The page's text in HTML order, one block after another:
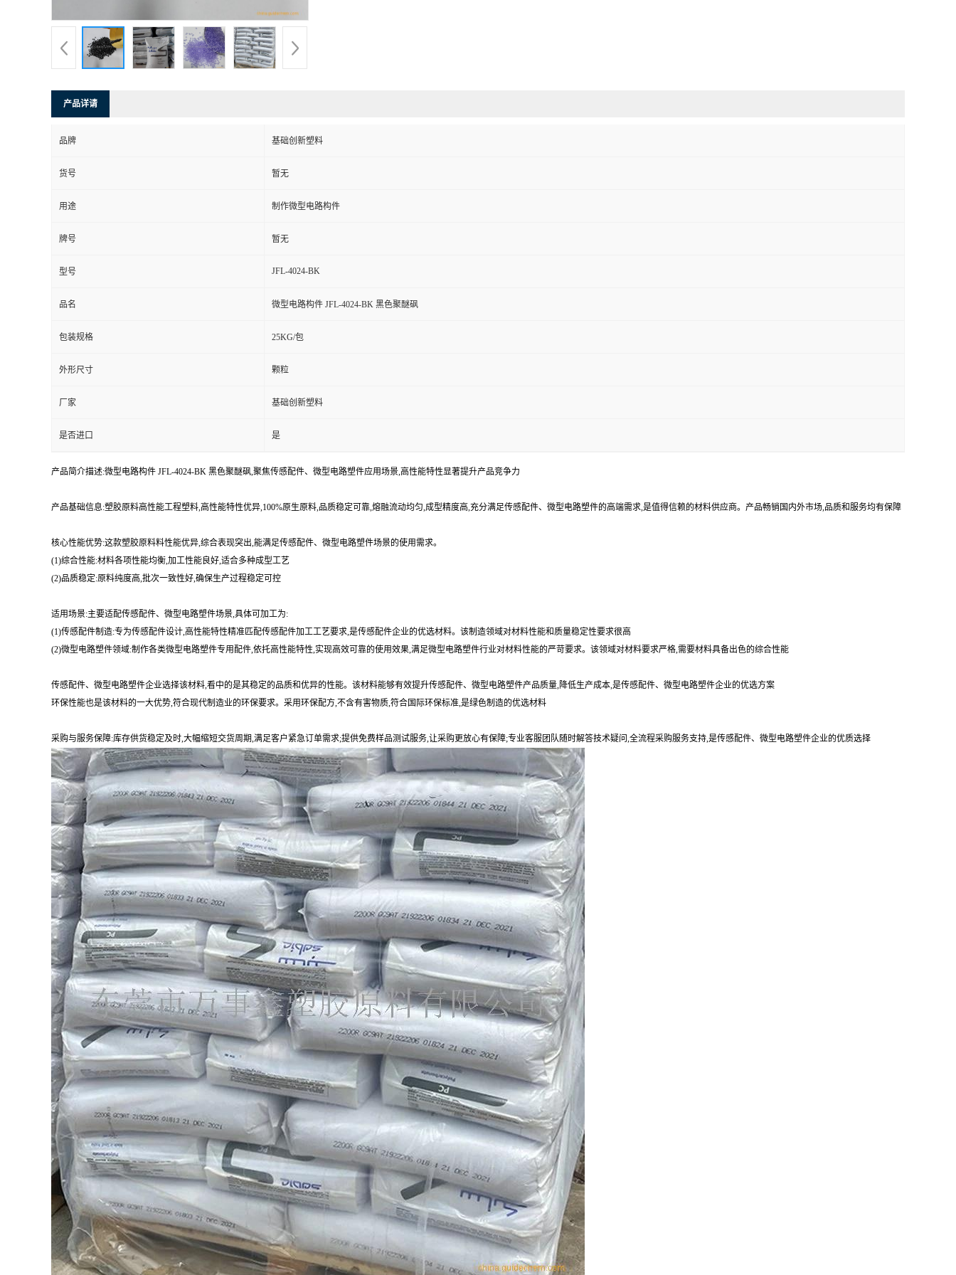
产品详请
品牌 基础创新塑料
货号 暂无
用途 制作微型电路构件
牌号 暂无
型号 JFL-4024-BK
品名 微型电路构件 JFL-4024-BK 黑色聚醚砜
包装规格 25KG/包
外形尺寸 颗粒
厂家 基础创新塑料
是否进口 是
产品简介描述:微型电路构件 JFL-4024-BK 黑色聚醚砜,聚焦传感配件、微型电路塑件应用场景,高性能特性显著提升产品竞争力
产品基础信息:塑胶原料高性能工程塑料,高性能特性优异,100%原生原料,品质稳定可靠,熔融流动均匀,成型精度高,充分满足传感配件、微型电路塑件的高端需求,是值得信赖的材料供应商。产品畅销国内外市场,品质和服务均有保障
核心性能优势:这款塑胶原料料性能优异,综合表现突出,能满足传感配件、微型电路塑件场景的使用需求。
(1)综合性能:材料各项性能均衡,加工性能良好,适合多种成型工艺
(2)品质稳定:原料纯度高,批次一致性好,确保生产过程稳定可控
适用场景:主要适配传感配件、微型电路塑件场景,具体可加工为:
(1)传感配件制造:专为传感配件设计,高性能特性精准匹配传感配件加工工艺要求,是传感配件企业的优选材料。该制造领域对材料性能和质量稳定性要求很高
(2)微型电路塑件领域:制作各类微型电路塑件专用配件,依托高性能特性,实现高效可靠的使用效果,满足微型电路塑件行业对材料性能的严苛要求。该领域对材料要求严格,需要材料具备出色的综合性能
传感配件、微型电路塑件企业选择该材料,看中的是其稳定的品质和优异的性能。该材料能够有效提升传感配件、微型电路塑件产品质量,降低生产成本,是传感配件、微型电路塑件企业的优选方案
环保性能也是该材料的一大优势,符合现代制造业的环保要求。采用环保配方,不含有害物质,符合国际环保标准,是绿色制造的优选材料
采购与服务保障:库存供货稳定及时,大幅缩短交货周期,满足客户紧急订单需求;提供免费样品测试服务,让采购更放心有保障;专业客服团队随时解答技术疑问,全流程采购服务支持,是传感配件、微型电路塑件企业的优质选择